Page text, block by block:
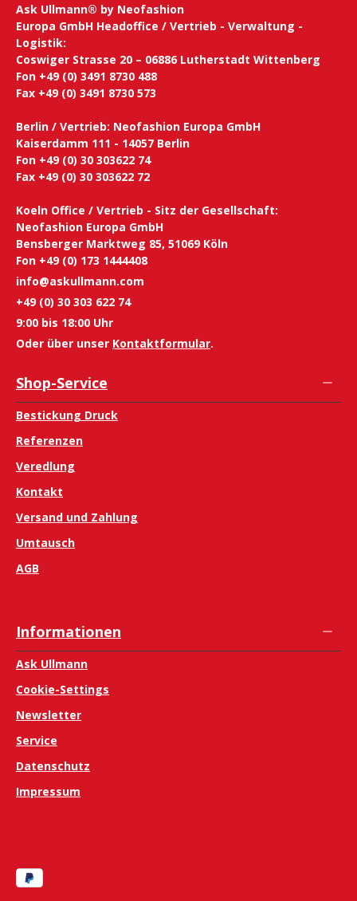
Ask Ullmann® by Neofashion
Europa GmbH Headoffice / Vertrieb - Verwaltung -
Logistik:
Coswiger Strasse 20 – 06886 Lutherstadt Wittenberg
Fon +49 (0) 3491 8730 488
Fax +49 (0) 3491 8730 573
Berlin / Vertrieb: Neofashion Europa GmbH
Kaiserdamm 111 - 14057 Berlin
Fon +49 (0) 30 303622 74
Fax +49 (0) 30 303622 72
Koeln Office / Vertrieb - Sitz der Gesellschaft:
Neofashion Europa GmbH
Bensberger Marktweg 85, 51069 Köln
Fon +49 (0) 173 1444408
info@askullmann.com
+49 (0) 30 303 622 74
9:00 bis 18:00 Uhr
Oder über unser Kontaktformular.
Shop-Service
Bestickung Druck
Referenzen
Veredlung
Kontakt
Versand und Zahlung
Umtausch
AGB
Informationen
Ask Ullmann
Cookie-Settings
Newsletter
Service
Datenschutz
Impressum